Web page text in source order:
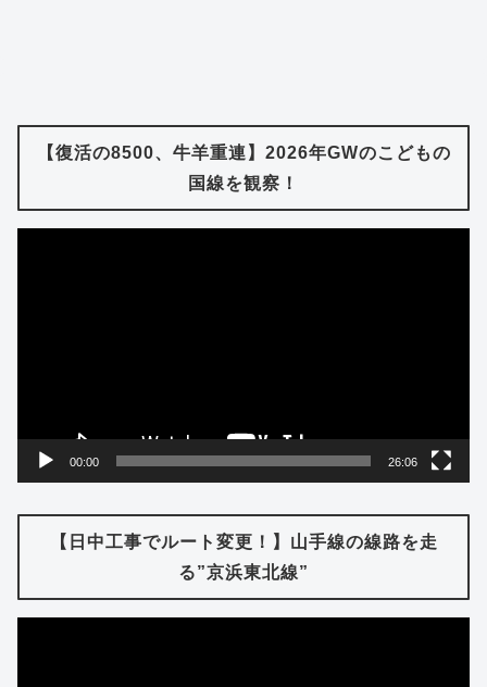
【復活の8500、牛羊重連】2026年GWのこどもの
国線を観察！
00:00 26:06
【日中工事でルート変更！】山手線の線路を走
る”京浜東北線”